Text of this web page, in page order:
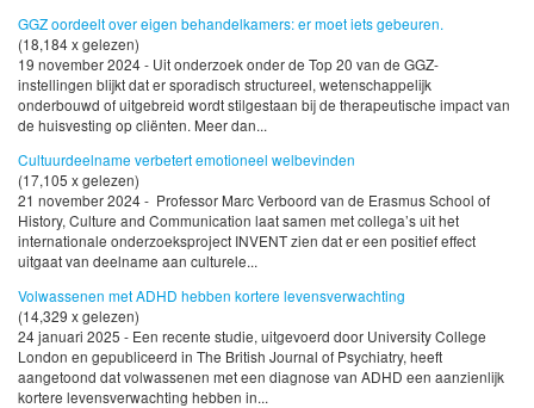
GGZ oordeelt over eigen behandelkamers: er moet iets gebeuren.
(18,184 x gelezen)
19 november 2024 - Uit onderzoek onder de Top 20 van de GGZ-
instellingen blijkt dat er sporadisch structureel, wetenschappelijk
onderbouwd of uitgebreid wordt stilgestaan bij de therapeutische impact van
de huisvesting op cliënten. Meer dan...
Cultuurdeelname verbetert emotioneel welbevinden
(17,105 x gelezen)
21 november 2024 - Professor Marc Verboord van de Erasmus School of
History, Culture and Communication laat samen met collega’s uit het
internationale onderzoeksproject INVENT zien dat er een positief effect
uitgaat van deelname aan culturele...
Volwassenen met ADHD hebben kortere levensverwachting
(14,329 x gelezen)
24 januari 2025 - Een recente studie, uitgevoerd door University College
London en gepubliceerd in The British Journal of Psychiatry, heeft
aangetoond dat volwassenen met een diagnose van ADHD een aanzienlijk
kortere levensverwachting hebben in...